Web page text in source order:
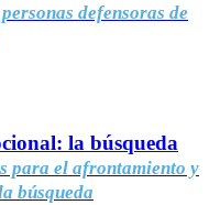
defensoras de
la búsqueda
para el afrontamiento y
búsqueda